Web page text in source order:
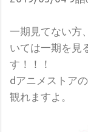
一期見てない方
いては一期を見
す！！！
dアニメストア
観れますよ。